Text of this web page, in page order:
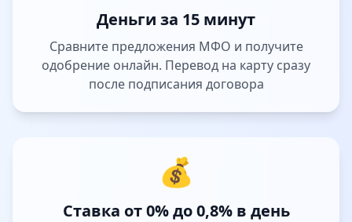
Деньги за 15 минут
Сравните предложения МФО и получите
одобрение онлайн. Перевод на карту сразу
после подписания договора
💰
Ставка от 0% до 0,8% в день